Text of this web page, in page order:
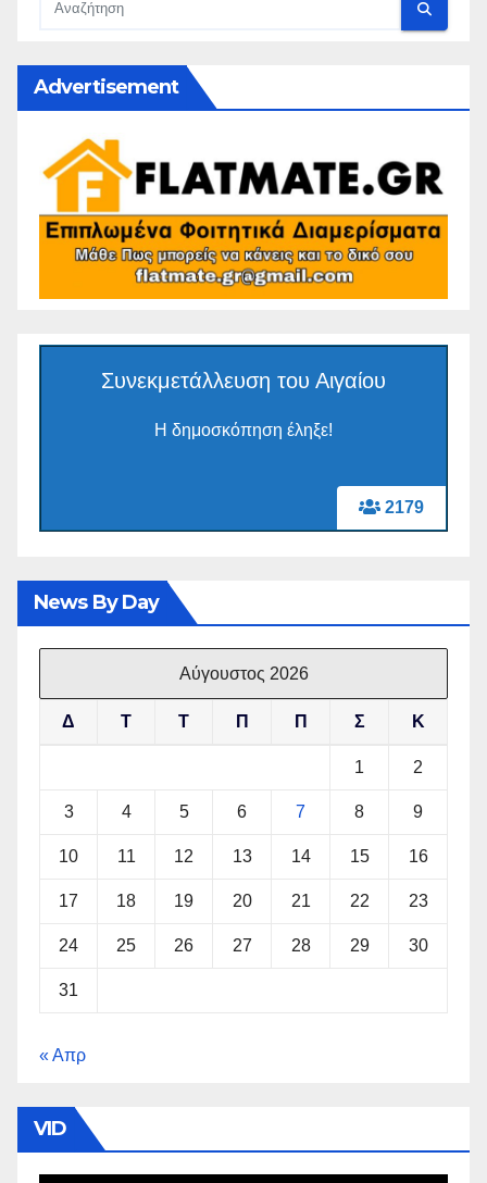
Advertisement
2179
Συνεκμετάλλευση του Αιγαίου
Η δημοσκόπηση έληξε!
News By Day
Αύγουστος 2026
Δ Τ Τ Π Π Σ Κ
1 2
3 4 5 6 7 8 9
10 11 12 13 14 15 16
17 18 19 20 21 22 23
24 25 26 27 28 29 30
31
« Απρ
VID